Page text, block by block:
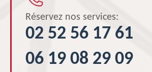
Réservez nos services:
02 52 56 17 61
06 19 08 29 09